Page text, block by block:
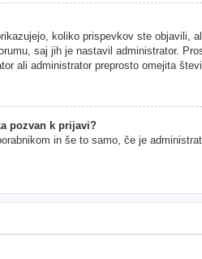
koliko prispevkov ste objavili,
saj jih je nastavil administrator.
ali administrator preprosto omejita
pozvan k prijavi?
in še to samo, če je